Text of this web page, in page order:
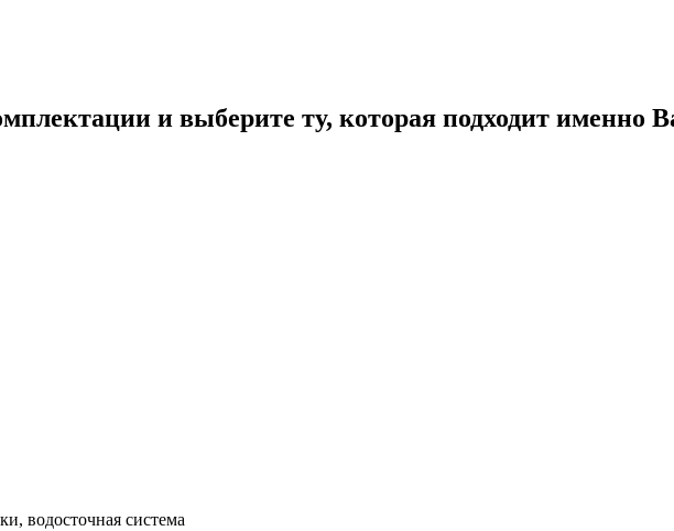
и выберите ту, которая подходит именно
водосточная система